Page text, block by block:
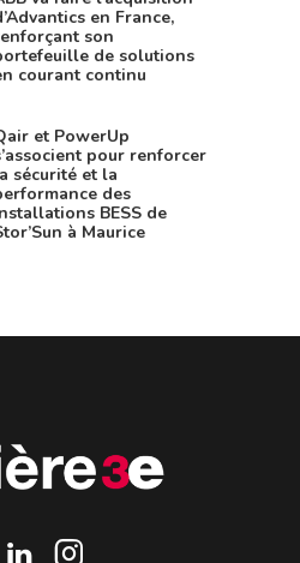
en France,
son
de solutions
courant continu
et PowerUp
pour renforcer
sécurité et la
des
BESS de
à Maurice